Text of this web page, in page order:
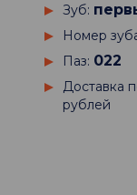
Зуб:
Номер
Паз: 022
Доставка
рублей